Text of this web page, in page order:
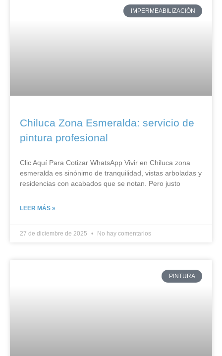
IMPERMEABILIZACIÓN
Chiluca Zona Esmeralda: servicio de
pintura profesional
Clic Aquí Para Cotizar​ WhatsApp Vivir en Chiluca zona
esmeralda es sinónimo de tranquilidad, vistas arboladas y
residencias con acabados que se notan. Pero justo
LEER MÁS »
27 de diciembre de 2025 No hay comentarios
PINTURA